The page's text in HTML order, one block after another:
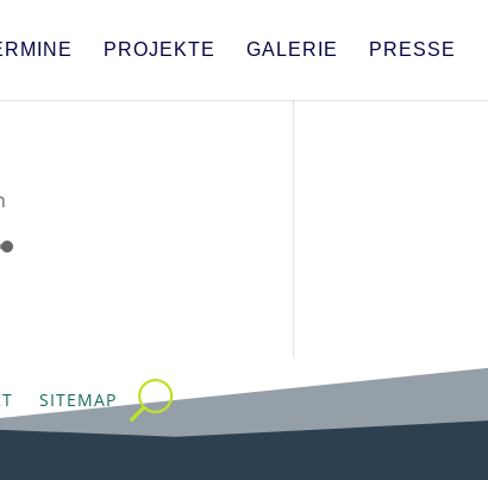
PROJEKTE GALERIE PRESSE
SITEMAP